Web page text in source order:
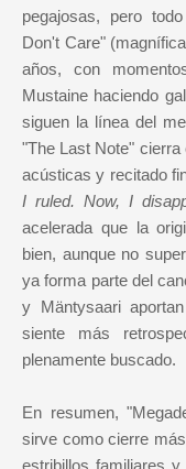
pegajosas, pero
Don't Care"
años, con
Mustaine haciendo
siguen la línea del
"The Last Note"
acústicas y recitado
I ruled. Now, I
acelerada que la
bien, aunque no
ya forma parte del
y Mäntysaari
siente más
plenamente buscado.
En resumen,
sirve como cierre
estribillos familiares